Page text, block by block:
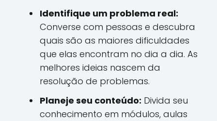
Identifique um problema real:
Converse com pessoas e descubra
quais são as maiores dificuldades
que elas encontram no dia a dia. As
melhores ideias nascem da
resolução de problemas.
Planeje seu conteúdo: Divida seu
conhecimento em módulos, aulas